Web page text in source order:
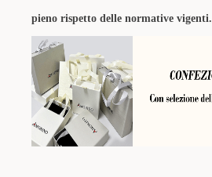
pieno rispetto delle normative vigenti.